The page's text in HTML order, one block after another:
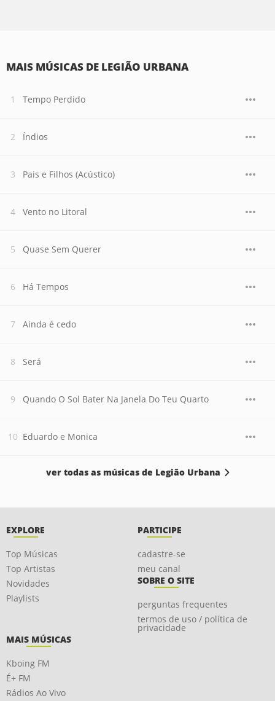
MAIS MÚSICAS DE LEGIÃO URBANA
Tempo Perdido
Índios
Pais e Filhos (Acústico)
Vento no Litoral
Quase Sem Querer
Há Tempos
Ainda é cedo
Será
Quando O Sol Bater Na Janela Do Teu Quarto
Eduardo e Monica
ver todas as músicas de Legião Urbana
EXPLORE
Top Músicas
Top Artistas
Novidades
Playlists
PARTICIPE
cadastre-se
meu canal
SOBRE O SITE
perguntas frequentes
termos de uso / política de
privacidade
MAIS MÚSICAS
Kboing FM
É+ FM
Rádios Ao Vivo